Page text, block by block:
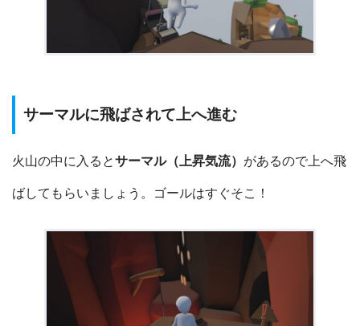
サーマルに飛ばされて上へ進む
火山の中に入るとサーマル（上昇気流） があるので上へ飛
ばしてもらいましょう。ゴールはすぐそこ！